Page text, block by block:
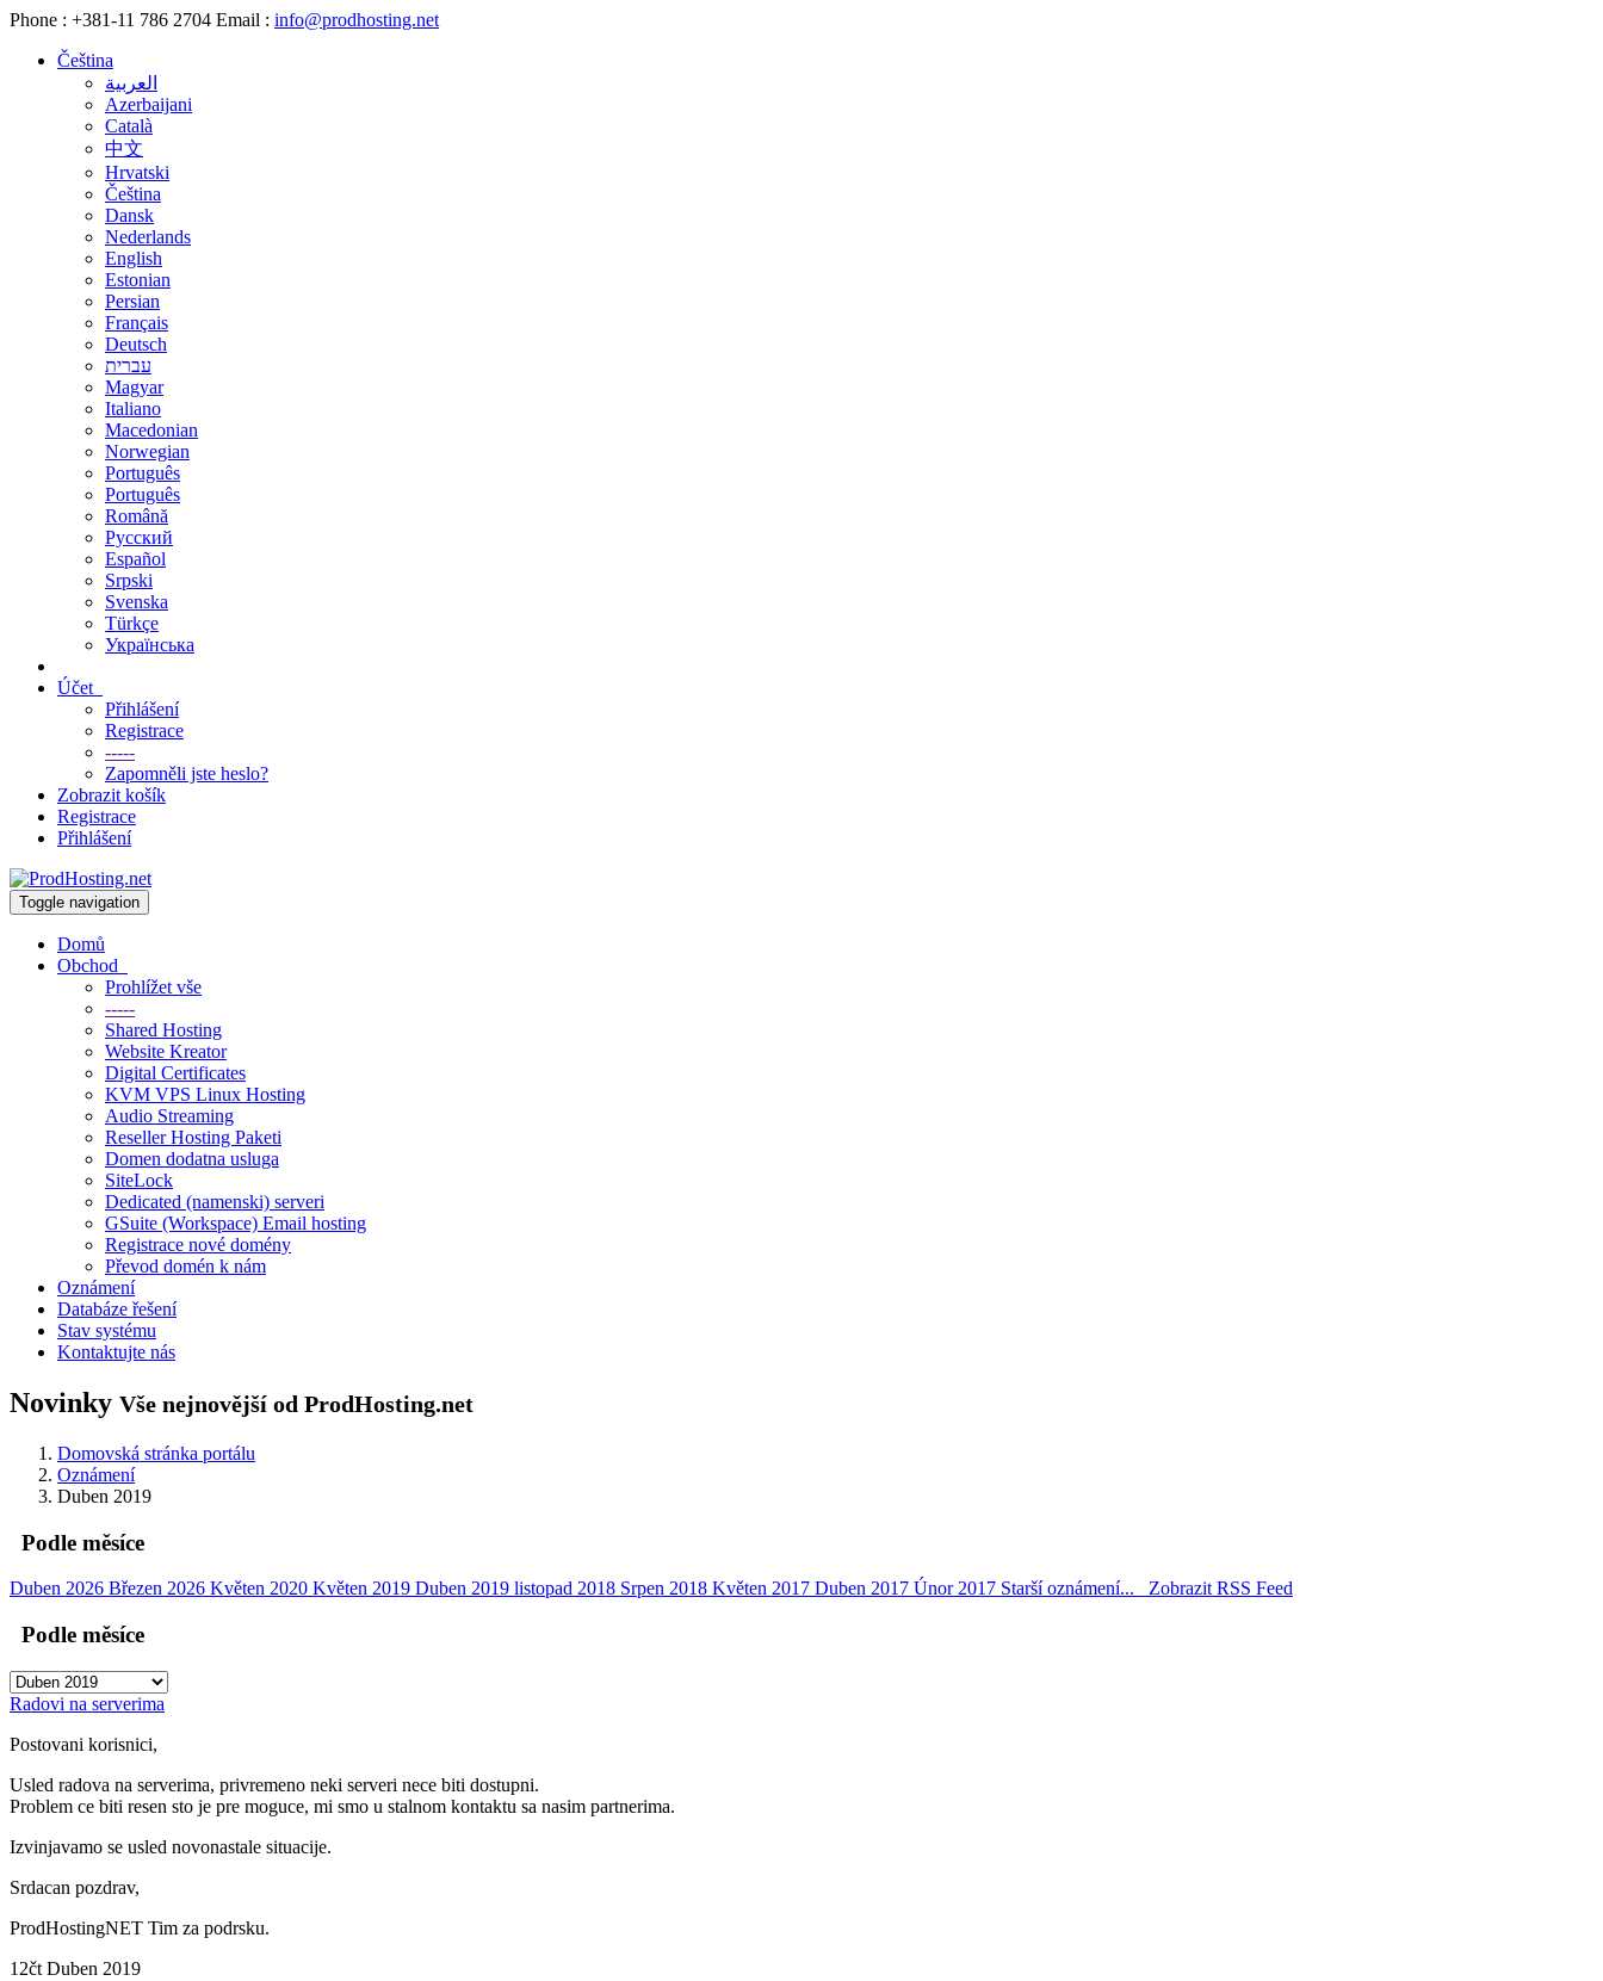
Phone : +381-11 786 2704 Email : info@prodhosting.net
Čeština
العربية
Azerbaijani
Català
中文
Hrvatski
Čeština
Dansk
Nederlands
English
Estonian
Persian
Français
Deutsch
עברית
Magyar
Italiano
Macedonian
Norwegian
Português
Português
Română
Русский
Español
Srpski
Svenska
Türkçe
Українська
Účet
Přihlášení
Registrace
-----
Zapomněli jste heslo?
Zobrazit košík
Registrace
Přihlášení
Toggle navigation
Domů
Obchod
Prohlížet vše
-----
Shared Hosting
Website Kreator
Digital Certificates
KVM VPS Linux Hosting
Audio Streaming
Reseller Hosting Paketi
Domen dodatna usluga
SiteLock
Dedicated (namenski) serveri
GSuite (Workspace) Email hosting
Registrace nové domény
Převod domén k nám
Oznámení
Databáze řešení
Stav systému
Kontaktujte nás
Novinky Vše nejnovější od ProdHosting.net
Domovská stránka portálu
Oznámení
Duben 2019
Podle měsíce
Duben 2026 Březen 2026 Květen 2020 Květen 2019 Duben 2019 listopad 2018 Srpen 2018 Květen 2017 Duben 2017 Únor 2017 Starší oznámení... Zobrazit RSS Feed
Podle měsíce
Radovi na serverima
Postovani korisnici,
Usled radova na serverima, privremeno neki serveri nece biti dostupni.
Problem ce biti resen sto je pre moguce, mi smo u stalnom kontaktu sa nasim partnerima.
Izvinjavamo se usled novonastale situacije.
Srdacan pozdrav,
ProdHostingNET Tim za podrsku.
12čt Duben 2019